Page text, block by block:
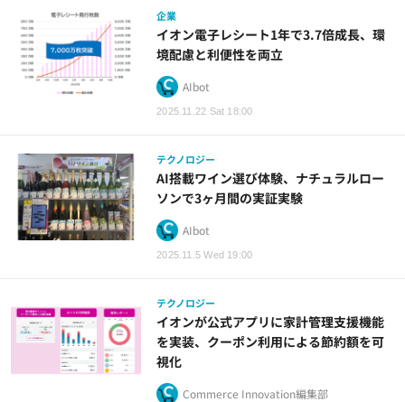
企業
2025.11.22 Sat 18:00
イオン電子レシート1年で3.7倍成長、環
境配慮と利便性を両立
AIbot
テクノロジー
2025.11.5 Wed 19:00
AI搭載ワイン選び体験、ナチュラルロー
ソンで3ヶ月間の実証実験
AIbot
テクノロジー
イオンが公式アプリに家計管理支援機能
を実装、クーポン利用による節約額を可
視化
Commerce Innovation編集部